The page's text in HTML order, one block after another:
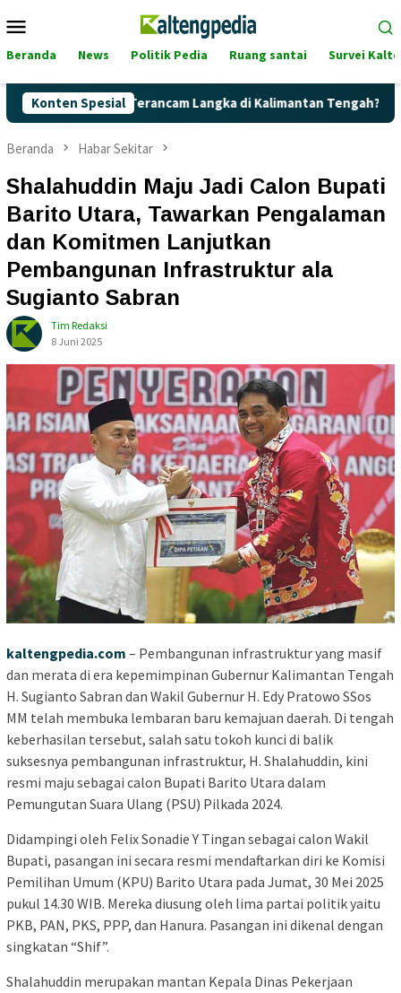
ke
Mobile
Beranda News Politik Pedia Ruang santai Survei
Konten Spesial
Terancam Langka di Kalimantan Tengah? Kaget!
Beranda Habar Sekitar
Shalahuddin Maju Jadi Calon Bupati
Barito Utara, Tawarkan Pengalaman
dan Komitmen Lanjutkan
Pembangunan Infrastruktur ala
Sugianto Sabran
Tim Redaksi
8 Juni 2025
kaltengpedia.com – Pembangunan infrastruktur yang masif
dan merata di era kepemimpinan Gubernur Kalimantan Tengah
H. Sugianto Sabran dan Wakil Gubernur H. Edy Pratowo SSos
MM telah membuka lembaran baru kemajuan daerah. Di tengah
keberhasilan tersebut, salah satu tokoh kunci di balik
suksesnya pembangunan infrastruktur, H. Shalahuddin, kini
resmi maju sebagai calon Bupati Barito Utara dalam
Pemungutan Suara Ulang (PSU) Pilkada 2024.
Didampingi oleh Felix Sonadie Y Tingan sebagai calon Wakil
Bupati, pasangan ini secara resmi mendaftarkan diri ke Komisi
Pemilihan Umum (KPU) Barito Utara pada Jumat, 30 Mei 2025
pukul 14.30 WIB. Mereka diusung oleh lima partai politik yaitu
PKB, PAN, PKS, PPP, dan Hanura. Pasangan ini dikenal dengan
singkatan “Shif”.
Shalahuddin merupakan mantan Kepala Dinas Pekerjaan